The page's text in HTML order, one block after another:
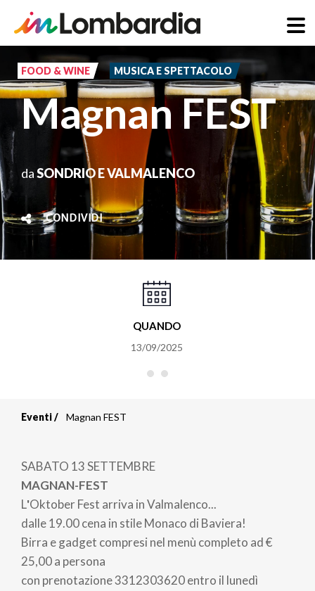
contenuto
principale
FOOD & WINE MUSICA E SPETTACOLO
Magnan FEST
daSONDRIO E VALMALENCO
CONDIVIDI
QUANDO
13/09/2025
di
pane
Eventi Magnan FEST
SABATO 13 SETTEMBRE
MAGNAN-FEST
L'Oktober Fest arriva in Valmalenco...
dalle 19.00 cena in stile Monaco di Baviera!
Birra e gadget compresi nel menù completo ad €
25,00 a persona
con prenotazione 3312303620 entro il lunedì